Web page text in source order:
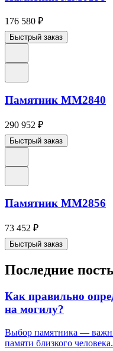
176 580 ₽
Быстрый заказ
Памятник ММ2840
290 952 ₽
Быстрый заказ
Памятник ММ2856
73 452 ₽
Быстрый заказ
Последние
Как правильно
на могилу?
Выбор памятника —
памяти близкого